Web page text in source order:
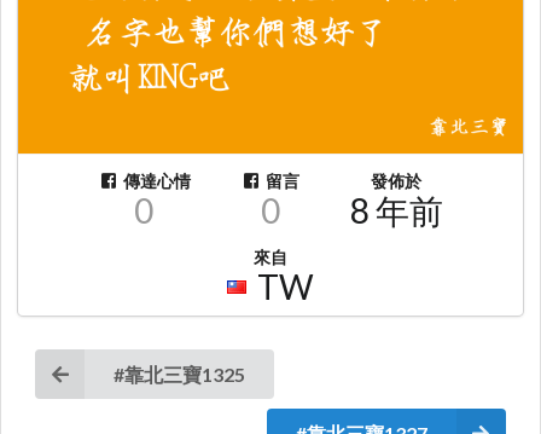
傳達心情
0
留言
0
發佈於
8 年前
來自
TW
#靠北三寶1325